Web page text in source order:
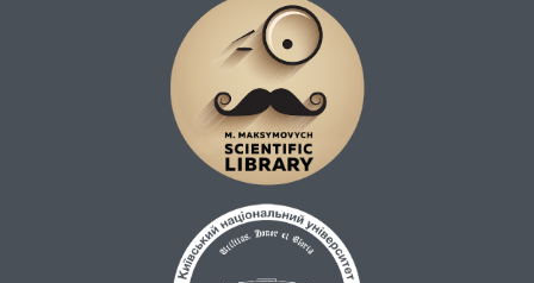
економічної безпеки: основні засади
господарської діяльності; скринінг
іноземних інвестицій; захист критичної
інфраструктури та ланцюгів постачання;
експортний контроль; інструменти
торговельного захисту; цифрова
економіка та регулювання даних; захист
економічної конкуренції.
У підрозділі 2.2 розглянуто компетенцію
органів державної влади у сфері